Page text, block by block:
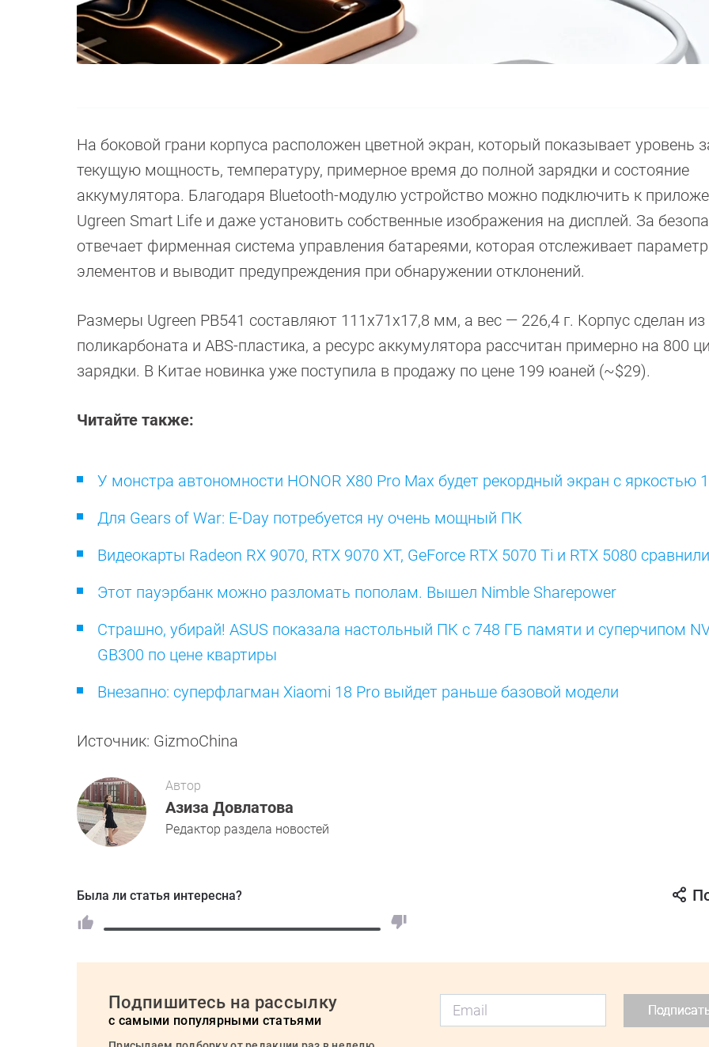
На боковой грани корпуса расположен цветной экран, который показывает уровень
текущую мощность, температуру, примерное время до полной зарядки и состояние
аккумулятора. Благодаря Bluetooth-модулю устройство можно подключить к
Ugreen Smart Life и даже установить собственные изображения на дисплей. За
отвечает фирменная система управления батареями, которая отслеживает
элементов и выводит предупреждения при обнаружении отклонений.
Размеры Ugreen PB541 составляют 111х71х17,8 мм, а вес — 226,4 г. Корпус сделан из
поликарбоната и ABS-пластика, а ресурс аккумулятора рассчитан примерно на 800
зарядки. В Китае новинка уже поступила в продажу по цене 199 юаней (~$29).
Читайте также:
У монстра автономности HONOR X80 Pro Max будет рекордный экран с яркостью
Для Gears of War: E-Day потребуется ну очень мощный ПК
Видеокарты Radeon RX 9070, RTX 9070 XT, GeForce RTX 5070 Ti и RTX 5080
Этот пауэрбанк можно разломать пополам. Вышел Nimble Sharepower
Страшно, убирай! ASUS показала настольный ПК с 748 ГБ памяти и суперчипом
GB300 по цене квартиры
Внезапно: суперфлагман Xiaomi 18 Pro выйдет раньше базовой модели
Источник: GizmoChina
Автор
Азиза Довлатова
Редактор раздела новостей
Была ли статья интересна?
Подпишитесь на рассылку
с самыми популярными статьями